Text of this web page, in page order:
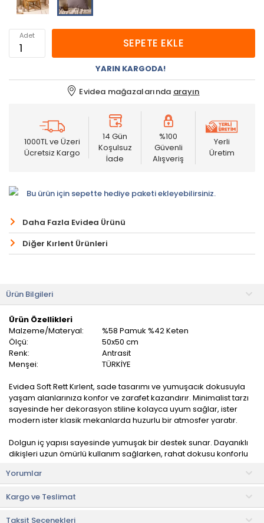
Adet
SEPETE EKLE
YARIN KARGODA!
Evidea mağazalarında arayın
1000TL ve Üzeri
Ücretsiz Kargo
14 Gün
Koşulsuz
İade
%100
Güvenli
Alışveriş
Yerli
Üretim
Bu ürün için sepette hediye paketi ekleyebilirsiniz.
Daha Fazla Evidea Ürünü
Diğer Kırlent Ürünleri
Ürün Bilgileri
Ürün Özellikleri
Malzeme/Materyal:
%58 Pamuk %42 Keten
Ölçü:
50x50 cm
Renk:
Antrasit
Menşei:
TÜRKİYE
Evidea Soft Rett Kırlent, sade tasarımı ve yumuşacık dokusuyla
yaşam alanlarınıza konfor ve zarafet kazandırır. Minimalist tarzı
sayesinde her dekorasyon stiline kolayca uyum sağlar, ister
modern ister klasik mekanlarda huzurlu bir atmosfer yaratır.
Dolgun iç yapısı sayesinde yumuşak bir destek sunar. Dayanıklı
dikişleri uzun ömürlü kullanım sağlarken, rahat dokusu konforlu
farklı kırlentlerle kombinlenerek şık bir bütünlük oluşturur.
Sade şıklığıyla mekânınıza dinginlik katar, yumuşak yapısıyla her
kullanımda konforu hissettirir. Günlük yaşamda hem stil hem
rahatlık arayanlar için ideal bir seçimdir.
Yorumlar
Kargo ve Teslimat
Taksit Seçenekleri